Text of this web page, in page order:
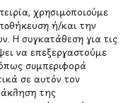
χρησιμοποιούμε
ή/και την
Η συγκατάθεση για τις
να επεξεργαστούμε
συμπεριφορά
σε αυτόν τον
της